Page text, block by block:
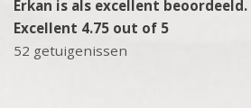
Erkan is als excellent beoordeeld.
Excellent 4.75 out of 5
52 getuigenissen